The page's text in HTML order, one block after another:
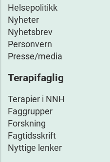
Helsepolitikk
Nyheter
Nyhetsbrev
Personvern
Presse/media
Terapifaglig
Terapier i NNH
Faggrupper
Forskning
Fagtidsskrift
Nyttige lenker